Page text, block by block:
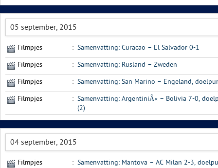
05 september, 2015
Filmpjes : Samenvatting: Curacao – El Salvador 0-1
Filmpjes : Samenvatting: Rusland – Zweden
Filmpjes : Samenvatting: San Marino – Engeland,
Filmpjes : Samenvatting: ArgentiniÃ« – Bolivia 7-0,
(2)
04 september, 2015
Filmpjes : Samenvatting: Mantova – AC Milan 2-3,